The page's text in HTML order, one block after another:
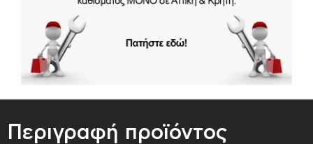
Περιγραφή προϊόντος